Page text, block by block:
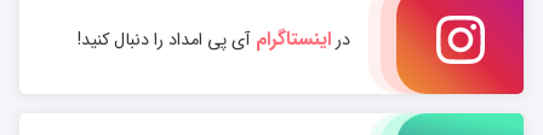
دراینستاگرامآی پی امداد را دنبال کنید!